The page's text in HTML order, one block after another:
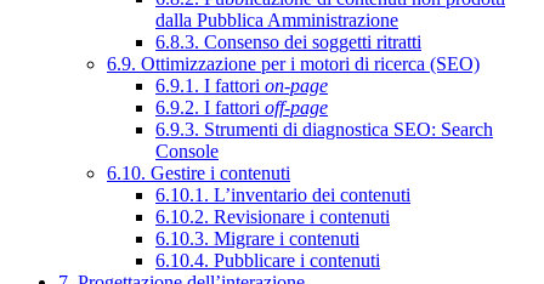
dalla Pubblica Amministrazione
6.8.3. Consenso dei soggetti ritratti
6.9. Ottimizzazione per i motori di ricerca (SEO)
6.9.1. I fattori on-page
6.9.2. I fattori off-page
6.9.3. Strumenti di diagnostica SEO: Search
Console
6.10. Gestire i contenuti
6.10.1. L’inventario dei contenuti
6.10.2. Revisionare i contenuti
6.10.3. Migrare i contenuti
6.10.4. Pubblicare i contenuti